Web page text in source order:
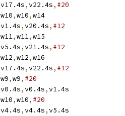
	ushr	v17.4s
,v22.4s, #20
	eor	w10
,w10,w14
	sli	v1.4s
,v20.4s, #12
	eor	w11
,w11,w15
	sli	v5.4s
,v21.4s, #12
	eor	w12
,w12,w16
	sli	v17.4s
,v22.4s, #12
	ror	w9
,w9, #20
	add	v0.4s
,v0.4s,v1.4s
	ror	w10
,w10, #20
	add	v4.4s
,v4.4s,v5.4s